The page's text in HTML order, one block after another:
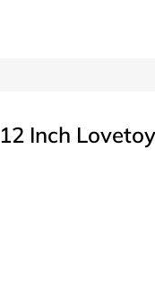
Inch